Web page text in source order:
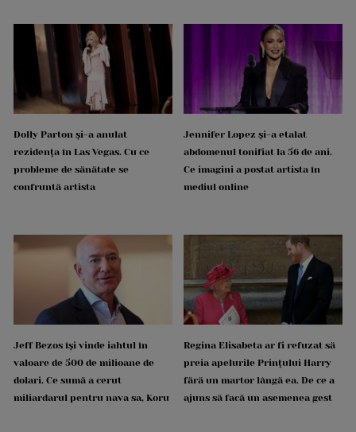
Dolly Parton și-a anulat
rezidența în Las Vegas. Cu ce
probleme de sănătate se
confruntă artista
Jennifer Lopez și-a etalat
abdomenul tonifiat la 56 de ani.
Ce imagini a postat artista în
mediul online
Jeff Bezos își vinde iahtul în
valoare de 500 de milioane de
dolari. Ce sumă a cerut
miliardarul pentru nava sa, Koru
Regina Elisabeta ar fi refuzat să
preia apelurile Prințului Harry
fără un martor lângă ea. De ce a
ajuns să facă un asemenea gest